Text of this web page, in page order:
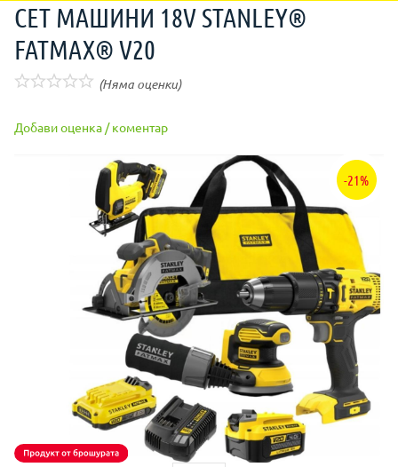
СЕТ МАШИНИ 18V STANLEY®
FATMAX® V20
(Няма оценки)
Добави оценка / коментар
-21%